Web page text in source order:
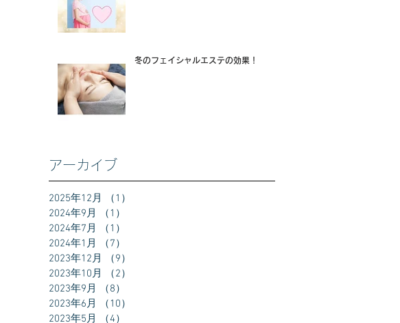
冬のフェイシャルエステの効果！
アーカイブ
2025年12月 （1）
2024年9月
（1）
2024年7月
（1）
2024年1月
（7）
2023年12月
（9）
2023年10月
（2）
2023年9月
（8）
2023年6月
（10）
2023年5月
（4）